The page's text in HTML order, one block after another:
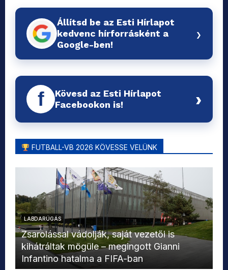
Állítsd be az Esti Hírlapot
kedvenc hírforrásként a
Google-ben!
›
f
Kövesd az Esti Hírlapot
Facebookon is!
›
FUTBALL-VB 2026 KÖVESSE VELÜNK
LABDARÚGÁS
Zsarolással vádolják, saját vezetői is
kihátráltak mögüle – megingott Gianni
Infantino hatalma a FIFA-ban